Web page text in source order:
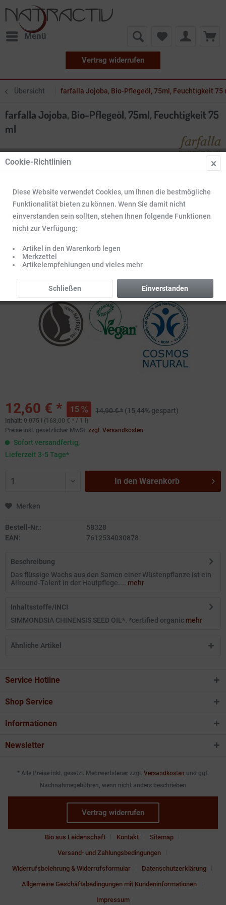
Menü
Vertrag widerrufen
Übersicht farfalla Jojoba, Bio-Pflegeöl, 75ml, Feuchtigkeit 75
farfalla Jojoba, Bio-Pflegeöl, 75ml, Feuchtigkeit 75
ml
12,60 € * 15 14,90 € * (15,44% gespart)
Inhalt: 0.075 l (168,00 € * / 1 l)
Preise inkl. gesetzlicher MwSt. zzgl. Versandkosten
Sofort versandfertig,
Lieferzeit 3-5 Tage*
In den Warenkorb
Merken
Bestell-Nr.:
58328
EAN:
7612534030878
Beschreibung
Das flüssige Wachs aus den Samen einer Wüstenpflanze ist ein
Allround-Talent in der Hautpflege.... mehr
Inhaltsstoffe/INCI
SIMMONDSIA CHINENSIS SEED OIL*. *certified organic mehr
Ähnliche Artikel
Service Hotline
Shop Service
Informationen
Newsletter
* Alle Preise inkl. gesetzl. Mehrwertsteuer zzgl. Versandkosten und ggf.
Nachnahmegebühren, wenn nicht anders beschrieben
Vertrag widerrufen
Bio aus Leidenschaft Kontakt Sitemap
Versand- und Zahlungsbedingungen
Widerrufsbelehrung & Widerrufsformular Datenschutzerklärung
Allgemeine Geschäftsbedingungen mit Kundeninformationen
Impressum
Cookie-Richtlinien
Diese Website verwendet Cookies, um Ihnen die bestmögliche
Funktionalität bieten zu können. Wenn Sie damit nicht
einverstanden sein sollten, stehen Ihnen folgende Funktionen
nicht zur Verfügung:
Artikel in den Warenkorb legen
Merkzettel
Artikelempfehlungen und vieles mehr
Einverstanden
Schließen